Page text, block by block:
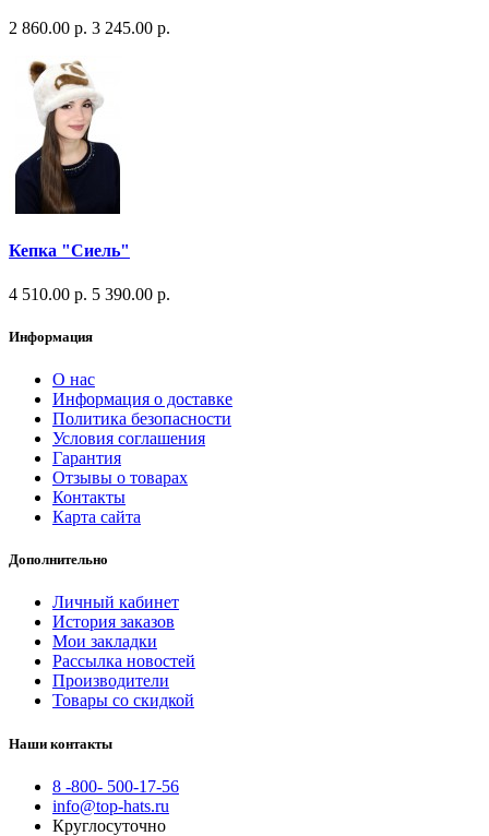
2 860.00 р. 3 245.00 р.
Кепка "Сиель"
4 510.00 р. 5 390.00 р.
Информация
О нас
Информация о доставке
Политика безопасности
Условия соглашения
Гарантия
Отзывы о товарах
Контакты
Карта сайта
Дополнительно
Личный кабинет
История заказов
Мои закладки
Рассылка новостей
Производители
Товары со скидкой
Наши контакты
8 -800- 500-17-56
info@top-hats.ru
Круглосуточно